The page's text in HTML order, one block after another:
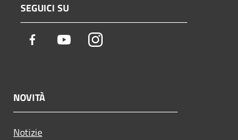
SEGUICI SU
Facebook YoutubeInstagram
NOVITÀ
Notizie